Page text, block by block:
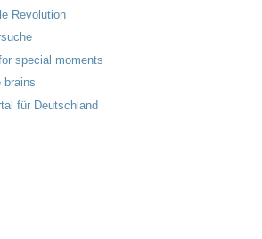
Revolution
special moments
brains
für Deutschland